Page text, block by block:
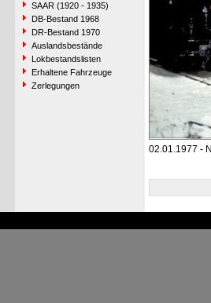
SAAR (1920 - 1935)
DB-Bestand 1968
DR-Bestand 1970
Auslandsbestände
Lokbestandslisten
Erhaltene Fahrzeuge
Zerlegungen
02.01.1977 -